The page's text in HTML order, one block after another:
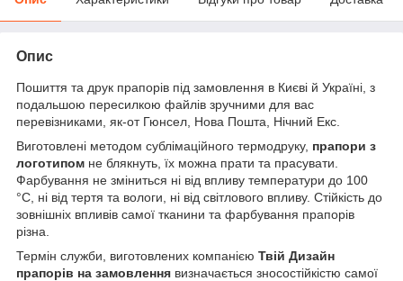
Опис
Пошиття та друк прапорів під замовлення в Києві й Україні, з
подальшою пересилкою файлів зручними для вас
перевізниками, як-от Гюнсел, Нова Пошта, Нічний Екс.
Виготовлені методом сублімаційного термодруку, прапори з
логотипом не блякнуть, їх можна прати та прасувати.
Фарбування не зміниться ні від впливу температури до 100
°C, ні від тертя та вологи, ні від світлового впливу. Стійкість до
зовнішніх впливів самої тканини та фарбування прапорів
різна.
Термін служби, виготовлених компанією Твій Дизайн
прапорів на замовлення визначається зносостійкістю самої